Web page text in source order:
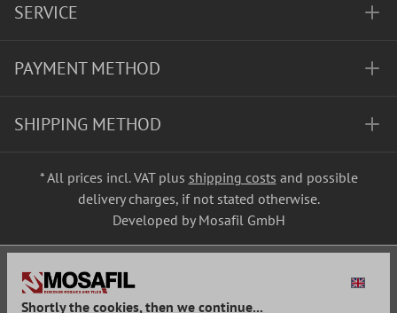
SERVICE
PAYMENT METHOD
SHIPPING METHOD
* All prices incl. VAT plus shipping costs and possible
delivery charges, if not stated otherwise.
Developed by Mosafil GmbH
Shortly the cookies, then we continue...